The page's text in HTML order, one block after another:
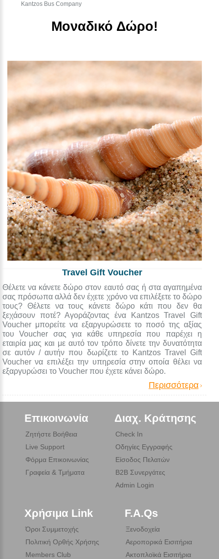
Kantzos Bus Company
Μοναδικό Δώρο!
Travel Gift Voucher
Θέλετε να κάνετε δώρο στον εαυτό σας ή στα αγαπημένα
σας πρόσωπα αλλά δεν έχετε χρόνο να επιλέξετε το δώρο
τους? Θέλετε να τους κάνετε δώρο κάτι που δεν θα
ξεχάσουν ποτέ? Αγοράζοντας ένα Kantzos Travel Gift
Voucher μπορείτε να εξαργυρώσετε το ποσό της αξίας
του Voucher σας για κάθε υπηρεσία που παρέχει η
εταιρία μας και με αυτό τον τρόπο δίνετε την δυνατότητα
σε αυτόν / αυτήν που δωρίζετε το Kantzos Travel Gift
Voucher να επιλέξει την υπηρεσία στην οποία θέλει να
εξαργυρώσει το Voucher που έχετε κάνει δώρο.
Περισσότερα
Επικοινωνία
Ζητήστε Βοήθεια
Live Support
Φόρμα Επικοινωνίας
Γραφεία & Τμήματα
Διαχ. Κράτησης
Check In
Οδηγίες Εγγραφής
Είσοδος Πελατών
B2B Συνεργάτες
Admin Login
Χρήσιμα Link
Όροι Συμμετοχής
Πολιτική Ορθής Χρήσης
Members Club
F.A.Qs
Ξενοδοχεία
Αεροπορικά Εισιτήρια
Ακτοπλοϊκά Εισιτήρια